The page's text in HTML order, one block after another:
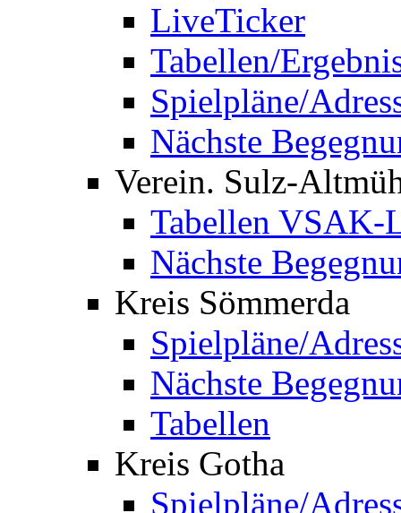
LiveTicker
Tabellen/
Spielpläne/
Nächste
Verein. Sulz-
Tabellen VSAK-
Nächste
Kreis Sömmerda
Spielpläne/
Nächste
Tabellen
Kreis Gotha
Spielpläne/